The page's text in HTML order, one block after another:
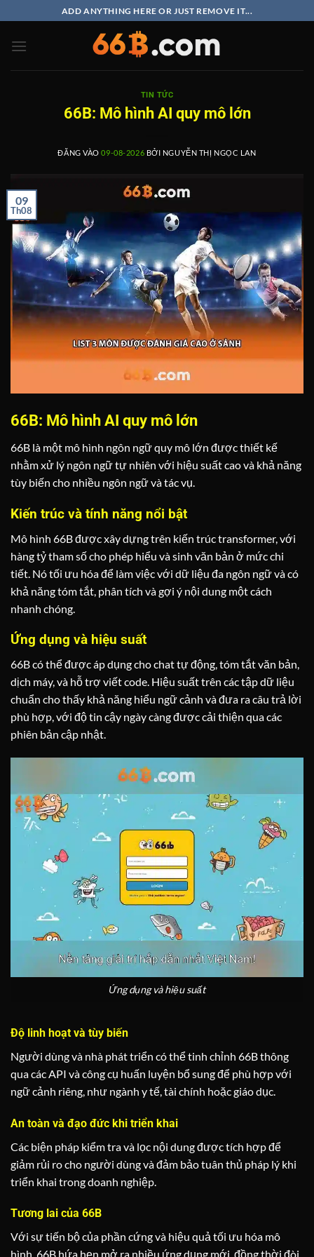
qua
nội
ADD ANYTHING HERE OR JUST REMOVE IT...
TIN TỨC
66B: Mô hình AI quy mô lớn
ĐĂNG VÀO09-08-2026 BỞI NGUYỄN THỊ NGỌC LAN
09
Th08
66B: Mô hình AI quy mô lớn
66B là một mô hình ngôn ngữ quy mô lớn được thiết kế
nhằm xử lý ngôn ngữ tự nhiên với hiệu suất cao và khả năng
tùy biến cho nhiều ngôn ngữ và tác vụ.
Kiến trúc và tính năng nổi bật
Mô hình 66B được xây dựng trên kiến trúc transformer, với
hàng tỷ tham số cho phép hiểu và sinh văn bản ở mức chi
tiết. Nó tối ưu hóa để làm việc với dữ liệu đa ngôn ngữ và có
khả năng tóm tắt, phân tích và gợi ý nội dung một cách
nhanh chóng.
Ứng dụng và hiệu suất
66B có thể được áp dụng cho chat tự động, tóm tắt văn bản,
dịch máy, và hỗ trợ viết code. Hiệu suất trên các tập dữ liệu
chuẩn cho thấy khả năng hiểu ngữ cảnh và đưa ra câu trả lời
phù hợp, với độ tin cậy ngày càng được cải thiện qua các
phiên bản cập nhật.
Ứng dụng và hiệu suất
Độ linh hoạt và tùy biến
Người dùng và nhà phát triển có thể tinh chỉnh 66B thông
qua các API và công cụ huấn luyện bổ sung để phù hợp với
ngữ cảnh riêng, như ngành y tế, tài chính hoặc giáo dục.
An toàn và đạo đức khi triển khai
Các biện pháp kiểm tra và lọc nội dung được tích hợp để
giảm rủi ro cho người dùng và đảm bảo tuân thủ pháp lý khi
triển khai trong doanh nghiệp.
Tương lai của 66B
Với sự tiến bộ của phần cứng và hiệu quả tối ưu hóa mô
hình, 66B hứa hẹn mở ra nhiều ứng dụng mới, đồng thời đòi